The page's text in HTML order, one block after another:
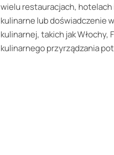
wielu restauracjach, hotelach
kulinarne lub doświadczenie
kulinarnej, takich jak Włochy,
kulinarnego przyrządzania